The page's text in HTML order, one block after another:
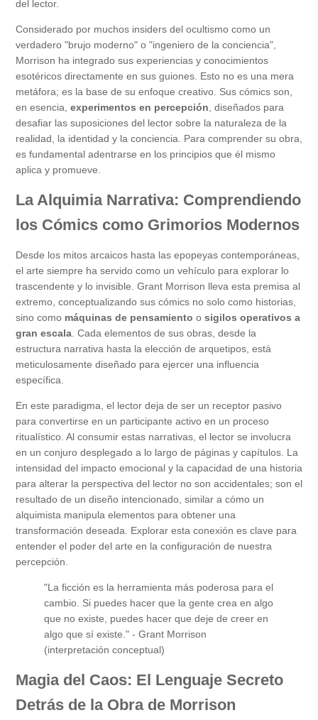
del lector.
Considerado por muchos insiders del ocultismo como un
verdadero "brujo moderno" o "ingeniero de la conciencia",
Morrison ha integrado sus experiencias y conocimientos
esotéricos directamente en sus guiones. Esto no es una mera
metáfora; es la base de su enfoque creativo. Sus cómics son,
en esencia, experimentos en percepción , diseñados para
desafiar las suposiciones del lector sobre la naturaleza de la
realidad, la identidad y la conciencia. Para comprender su obra,
es fundamental adentrarse en los principios que él mismo
aplica y promueve.
La Alquimia Narrativa: Comprendiendo
los Cómics como Grimorios Modernos
Desde los mitos arcaicos hasta las epopeyas contemporáneas,
el arte siempre ha servido como un vehículo para explorar lo
trascendente y lo invisible. Grant Morrison lleva esta premisa al
extremo, conceptualizando sus cómics no solo como historias,
sino como máquinas de pensamiento o sigilos operativos a
gran escala . Cada elementos de sus obras, desde la
estructura narrativa hasta la elección de arquetipos, está
meticulosamente diseñado para ejercer una influencia
específica.
En este paradigma, el lector deja de ser un receptor pasivo
para convertirse en un participante activo en un proceso
ritualístico. Al consumir estas narrativas, el lector se involucra
en un conjuro desplegado a lo largo de páginas y capítulos. La
intensidad del impacto emocional y la capacidad de una historia
para alterar la perspectiva del lector no son accidentales; son el
resultado de un diseño intencionado, similar a cómo un
alquimista manipula elementos para obtener una
transformación deseada. Explorar esta conexión es clave para
entender el poder del arte en la configuración de nuestra
percepción.
"La ficción es la herramienta más poderosa para el
cambio. Si puedes hacer que la gente crea en algo
que no existe, puedes hacer que deje de creer en
algo que sí existe." - Grant Morrison
(interpretación conceptual)
Magia del Caos: El Lenguaje Secreto
Detrás de la Obra de Morrison